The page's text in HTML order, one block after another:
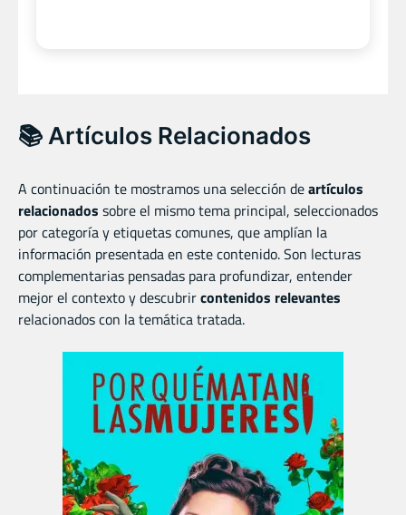
📚 Artículos Relacionados
A continuación te mostramos una selección deartículos
relacionados sobre el mismo tema principal, seleccionados
por categoría y etiquetas comunes, que amplían la
información presentada en este contenido. Son lecturas
complementarias pensadas para profundizar, entender
mejor el contexto y descubrircontenidos relevantes
relacionados con la temática tratada.